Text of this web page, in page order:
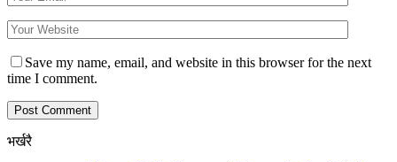
Save my name, email, and website in this browser for the next
time I comment.
भर्खरै